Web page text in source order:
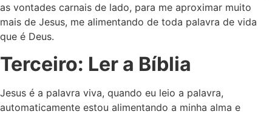
as vontades carnais de lado, para me aproximar muito
mais de Jesus, me alimentando de toda palavra de vida
que é Deus.
Terceiro: Ler a Bíblia
Jesus é a palavra viva, quando eu leio a palavra,
automaticamente estou alimentando a minha alma e